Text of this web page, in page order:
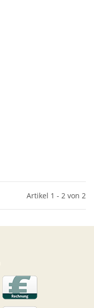
Artikel 1 - 2 von 2